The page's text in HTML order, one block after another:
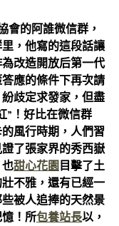
會的阿誰微信群，
，他寫的這段話讓
改造開放后第一代
應的條件下再次請
歧定求發家，但盡
”！好比在微信群
風行時期，人們習
了張家界的秀西嶽
甜心花園 目擊了土
不雅，還有已經一
被人追捧的天然景
！所包養站長以，